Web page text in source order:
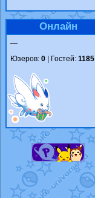
Онлайн
—
Юзеров: 0 | Гостей: 1185